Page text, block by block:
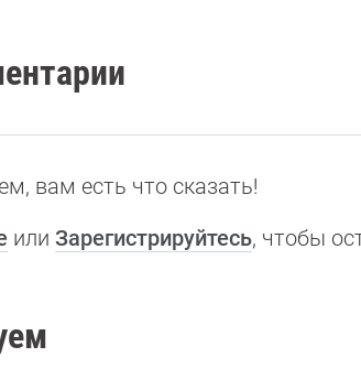
вам есть что сказать!
или Зарегистрируйтесь, чтобы